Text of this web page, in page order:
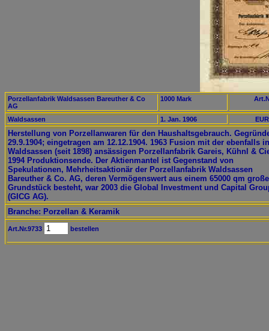
Porzellanfabrik Waldsassen Bareuther & Co
AG
1000 Mark
Waldsassen 1. Jan. 1906
Herstellung von Porzellanwaren für den Haushaltsgebrauch.
29.9.1904; eingetragen am 12.12.1904. 1963 Fusion mit der ebenfalls in
Waldsassen (seit 1898) ansässigen Porzellanfabrik Gareis, Kühnl &
1994 Produktionsende. Der Aktienmantel ist Gegenstand von
Spekulationen, Mehrheitsaktionär der Porzellanfabrik Waldsassen
Bareuther & Co. AG, deren Vermögenswert aus einem 65000 qm
Grundstück besteht, war 2003 die Global Investment und Capital
(GICG AG).
Branche: Porzellan & Keramik
Art.Nr.9733 bestellen